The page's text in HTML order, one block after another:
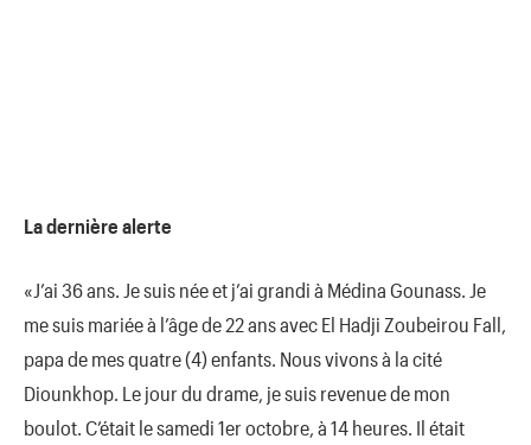
La dernière alerte
«J’ai 36 ans. Je suis née et j’ai grandi à Médina Gounass. Je
me suis mariée à l’âge de 22 ans avec El Hadji Zoubeirou Fall,
papa de mes quatre (4) enfants. Nous vivons à la cité
Diounkhop. Le jour du drame, je suis revenue de mon
boulot. C’était le samedi 1er octobre, à 14 heures. Il était